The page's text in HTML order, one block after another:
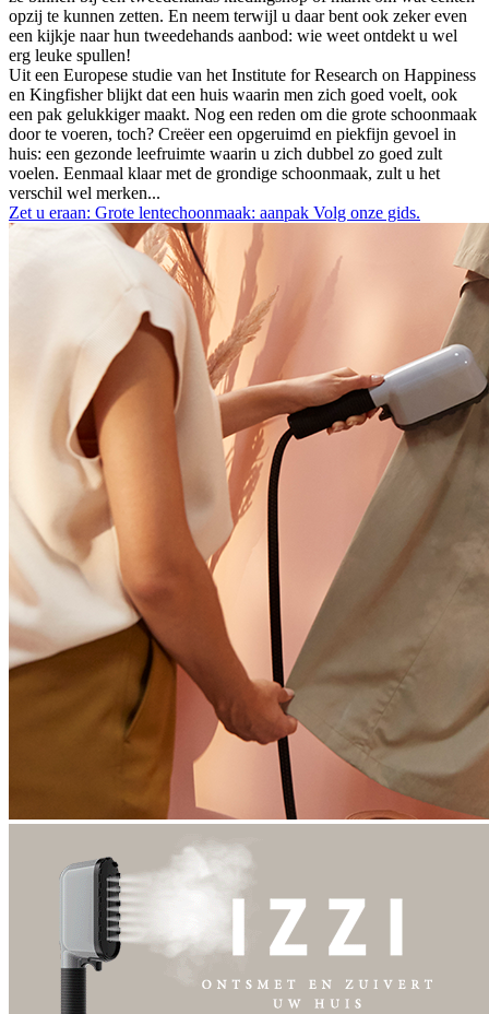
opzij te kunnen zetten. En neem terwijl u daar bent ook zeker even
een kijkje naar hun tweedehands aanbod: wie weet ontdekt u wel
erg leuke spullen!
Uit een Europese studie van het Institute for Research on Happiness
en Kingfisher blijkt dat een huis waarin men zich goed voelt, ook
een pak gelukkiger maakt. Nog een reden om die grote schoonmaak
door te voeren, toch? Creëer een opgeruimd en piekfijn gevoel in
huis: een gezonde leefruimte waarin u zich dubbel zo goed zult
voelen. Eenmaal klaar met de grondige schoonmaak, zult u het
verschil wel merken...
Zet u eraan: Grote lentechoonmaak: aanpak Volg onze gids.